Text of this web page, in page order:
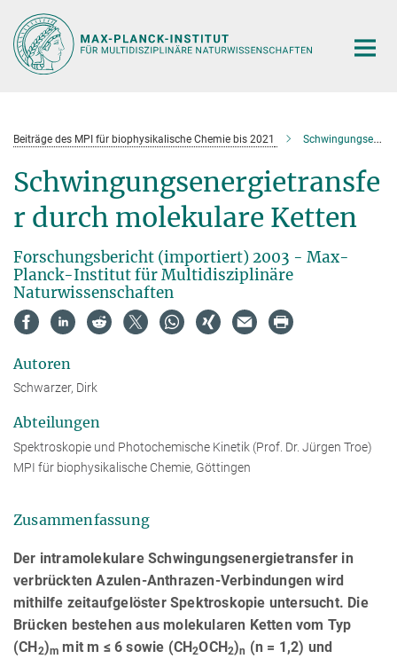
Hauptinhalt
Beiträge des MPI für biophysikalische Chemie bis 2021 Schwingungsenergietransfer durc
Schwingungsenergietransfe
r durch molekulare Ketten
Forschungsbericht (importiert) 2003 - Max-
Planck-Institut für Multidisziplinäre
Naturwissenschaften
Autoren
Schwarzer, Dirk
Abteilungen
Spektroskopie und Photochemische Kinetik (Prof. Dr. Jürgen Troe)
MPI für biophysikalische Chemie, Göttingen
Zusammenfassung
Der intramolekulare Schwingungsenergietransfer in
verbrückten Azulen-Anthrazen-Verbindungen wird
mithilfe zeitaufgelöster Spektroskopie untersucht. Die
Brücken bestehen aus molekularen Ketten vom Typ
(CH 2)m mit m ≤ 6 sowie (CH2OCH2)n (n = 1,2) und